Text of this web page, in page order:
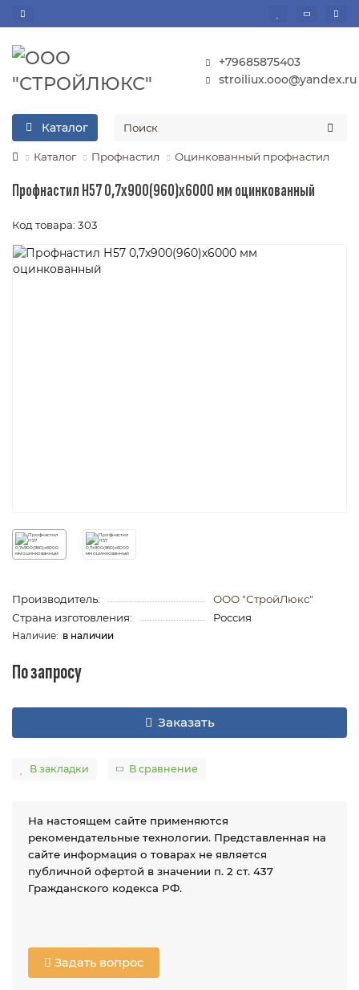
+79685875403
stroiliux.ooo@yandex.ru
Каталог
Каталог Профнастил Оцинкованный профнастил
Профнастил Н57 0,7х900(960)х6000 мм оцинкованный
Код товара: 303
Производитель:
ООО "СтройЛюкс"
Страна изготовления:
Россия
в наличии
По запросу
Заказать
В закладки В сравнение
На настоящем сайте применяются
рекомендательные технологии. Представленная на
сайте информация о товарах не является
публичной офертой в значении п. 2 ст. 437
Гражданского кодекса РФ.
Задать вопрос